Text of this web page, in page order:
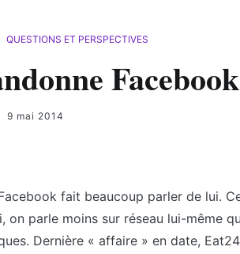
QUESTIONS ET PERSPECTIVES
9 mai 2014
fait beaucoup parler de lui.
on parle moins sur réseau lui-même
Dernière « affaire » en date,